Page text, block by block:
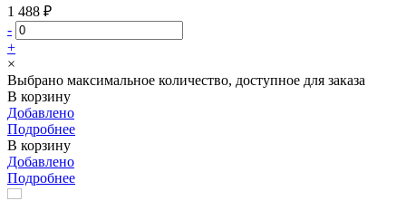
1 488 ₽
-
+
×
Выбрано максимальное количество, доступное для заказа
В корзину
Добавлено
Подробнее
В корзину
Добавлено
Подробнее